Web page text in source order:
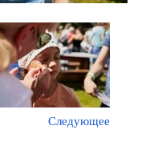
Следующее